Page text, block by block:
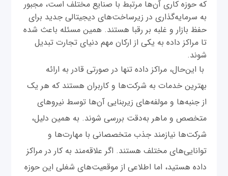
که حوزه کاری آن‌ها مرتبط با صنایع مختلف است، مجبور
به سرمایه‌گذاری در زیرساخت‌های دیجیتالی جدید برای
حفظ بازار و غلبه بر رقبا هستند. همین مسئله باعث شده
تا مراکز داده به یکی از ارکان مهم دنیای تجارت تبدیل
شوند.
با این‌حال، مراکز داده تنها در صورتی قادر به ارائه
بهترین خدمات به شرکت‌ها و کاربران هستند که هر یک
از جنبه‌ها و مولفه‌های زیربنایی آن‌ها توسط نیروهای
متخصص و ماهر به‌دقت بررسی شوند. به همین دلیل،
شرکت‌ها نیازمند جذب متخصصانی با مهارت‌ها و
توانایی‌های مختلف هستند. اگر علاقه‌مند به کار در مراکز
داده هستید، اما اطلاعی از موقعیت‌های شغلی این حوزه